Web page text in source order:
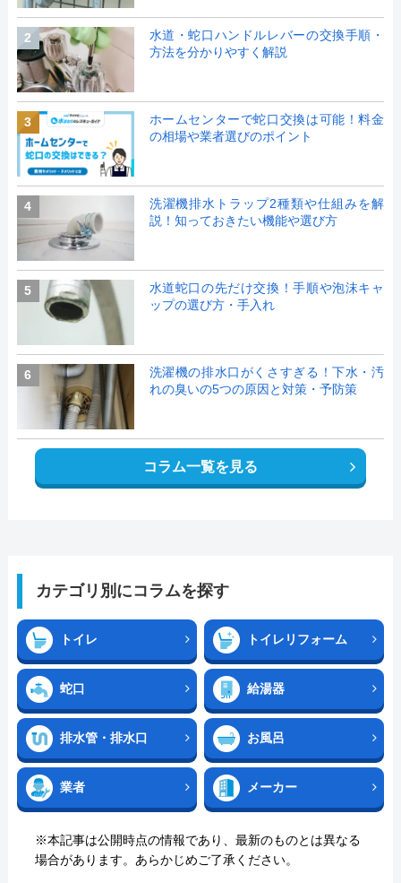
2
水道・蛇口ハンドルレバーの交換手順・
方法を分かりやすく解説
3
ホームセンターで蛇口交換は可能！料金
の相場や業者選びのポイント
4
洗濯機排水トラップ2種類や仕組みを解
説！知っておきたい機能や選び方
5
水道蛇口の先だけ交換！手順や泡沫キャ
ップの選び方・手入れ
6
洗濯機の排水口がくさすぎる！下水・汚
れの臭いの5つの原因と対策・予防策
コラム一覧を見る
カテゴリ別にコラムを探す
トイレ トイレリフォーム
蛇口 給湯器
排水管・排水口 お風呂
業者 メーカー
※本記事は公開時点の情報であり、最新のものとは異なる
場合があります。あらかじめご了承ください。